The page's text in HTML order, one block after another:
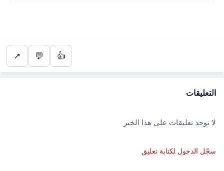
👍
💬
↗
التعليقات
لا توجد تعليقات على هذا الخبر
سجّل الدخول لكتابة تعليق